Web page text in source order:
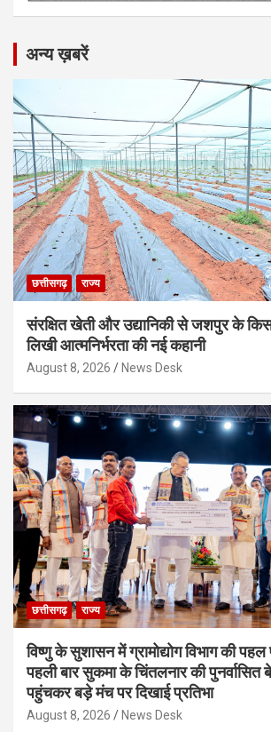
अन्य ख़बरें
छत्तीसगढ़ राज्य
संरक्षित खेती और उद्यानिकी से जशपुर के
लिखी आत्मनिर्भरता की नई कहानी
August 8, 2026 News Desk
छत्तीसगढ़ राज्य
विष्णु के सुशासन में ग्रामोद्योग विभाग की
पहली बार सुकमा के चिंतलनार की पुनर्वासित
पहुंचकर बड़े मंच पर दिखाई प्रतिभा
August 8, 2026 News Desk